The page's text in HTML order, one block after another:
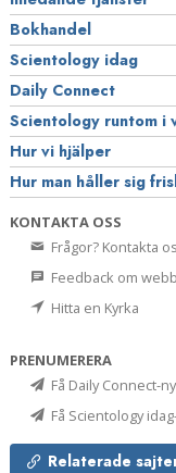
Bokhandel
Scientology idag
Daily Connect
Scientology runtom i
Hur vi hjälper
Hur man håller sig
KONTAKTA OSS
Frågor? Kontakta
Feedback om
Hitta en Kyrka
PRENUMERERA
Få Daily Connect-
Få Scientology
Relaterade